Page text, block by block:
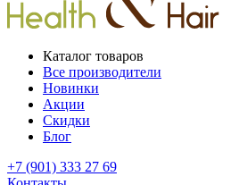
Каталог товаров
Все производители
Новинки
Акции
Скидки
Блог
+7 (901) 333 27 69